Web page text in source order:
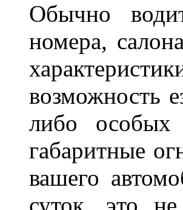
Обычно
номера,
возможность
либо особых
габаритные
вашего